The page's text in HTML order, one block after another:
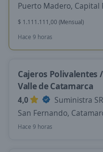
Puerto Madero, Capital
$ 1.111.111,00 (Mensual)
Hace 9 horas
Cajeros Polivalentes
Valle de Catamarca
4,0
Suministra
San Fernando,
Hace 9 horas